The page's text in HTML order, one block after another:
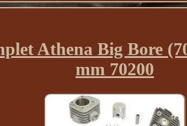
Athena Big Bore
mm 70200